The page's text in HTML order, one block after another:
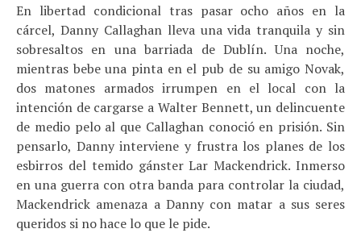
En libertad condicional tras pasar ocho años en la
cárcel, Danny Callaghan lleva una vida tranquila y sin
sobresaltos en una barriada de Dublín. Una noche,
mientras bebe una pinta en el pub de su amigo Novak,
dos matones armados irrumpen en el local con la
intención de cargarse a Walter Bennett, un delincuente
de medio pelo al que Callaghan conoció en prisión. Sin
pensarlo, Danny interviene y frustra los planes de los
esbirros del temido gánster Lar Mackendrick. Inmerso
en una guerra con otra banda para controlar la ciudad,
Mackendrick amenaza a Danny con matar a sus seres
queridos si no hace lo que le pide.